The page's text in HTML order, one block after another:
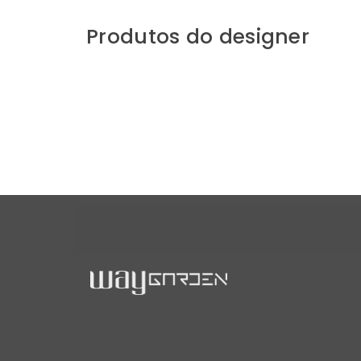
Produtos do designer